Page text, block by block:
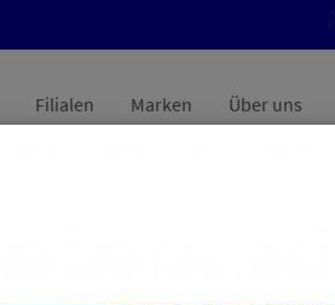
Filialen Marken Über uns